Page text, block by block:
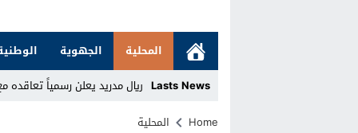
المحلية الجهوية
Lasts News ريال مدريد يعلن رسمياً تعاقده مع
Stop
Home المحلية